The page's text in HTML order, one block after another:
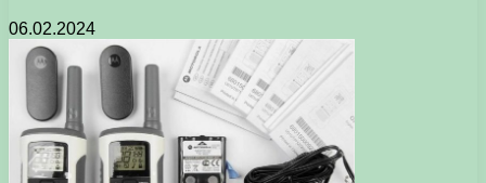
06.02.2024